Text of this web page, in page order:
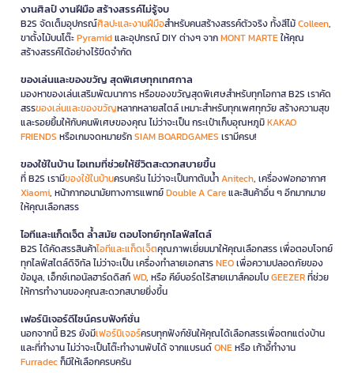
งานศิลป์ งานฝีมือ สร้างสรรค์ไม่รู้จบ
B2S จัดเต็มอุปกรณ์ศิลปะและงานฝีมือสำหรับคนสร้างสรรค์ตัวจริง ทั้งสีไม้Colleen,
ขาตั้งไม้บนโต๊ะPyramidและอุปกรณ์ DIY ต่างๆ จากMONT MARTEให้คุณ
สร้างสรรค์ได้อย่างไร้ขีดจำกัด
ของเล่นและของขวัญ สุดพิเศษทุกเทศกาล
มองหาของเล่นเสริมพัฒนาการ หรือของขวัญสุดพิเศษสำหรับทุกโอกาส B2S เราคัด
สรรของเล่นและของขวัญหลากหลายสไตล์ เหมาะสำหรับทุกเพศทุกวัย สร้างความสุข
และรอยยิ้มให้กับคนพิเศษของคุณ ไม่ว่าจะเป็น กระเป๋าเก็บอุณหภูมิKAKAO
FRIENDS หรือเกมจดหมายรักSIAM BOARDGAMES เรามีครบ!
ของใช้ในบ้าน ไอเทมที่ช่วยให้ชีวิตสะดวกสบายขึ้น
ที่ B2S เรามีของใช้ในบ้านครบครัน ไม่ว่าจะเป็นกาต้มน้ำAnitech, เครื่องฟอกอากาศ
Xiaomi, หน้ากากอนามัยทางการแพทย์Double A Careและสินค้าอื่น ๆ อีกมากมาย
ให้คุณเลือกสรร
ไอทีและแก็ดเจ็ต ล้ำสมัย ตอบโจทย์ทุกไลฟ์สไตล์
B2S ได้คัดสรรสินค้าไอทีและแก็ดเจ็ตคุณภาพเยี่ยมมาให้คุณเลือกสรร เพื่อตอบโจทย์
ทุกไลฟ์สไตล์ดิจิทัล ไม่ว่าจะเป็น เครื่องทำลายเอกสารNEOเพื่อความปลอดภัยของ
ข้อมูล, เอ็กซ์เทอนัลฮาร์ดดิสก์WD, หรือ คีย์บอร์ดไร้สายเมาส์คอมโบGEEZERที่ช่วย
ให้การทำงานของคุณสะดวกสบายยิ่งขึ้น
เฟอร์นิเจอร์ดีไซน์ครบฟังก์ชั่น
นอกจากนี้ B2S ยังมีเฟอร์นิเจอร์ครบทุกฟังก์ชันให้คุณได้เลือกสรรเพื่อตกแต่งบ้าน
และที่ทำงาน ไม่ว่าจะเป็นโต๊ะทำงานพับได้ จากแบรนด์ONEหรือ เก้าอี้ทำงาน
Furradecก็มีให้เลือกครบครัน